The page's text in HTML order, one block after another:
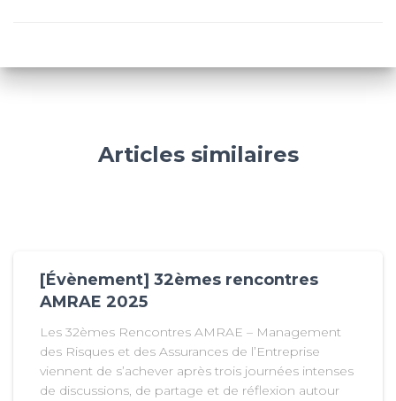
Articles similaires
[Évènement] 32èmes rencontres
AMRAE 2025
Les 32èmes Rencontres AMRAE – Management
des Risques et des Assurances de l’Entreprise
viennent de s’achever après trois journées intenses
de discussions, de partage et de réflexion autour